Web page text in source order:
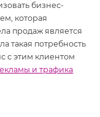
бизнес-
которая
продаж является
такая потребность
с этим клиентом
и трафика